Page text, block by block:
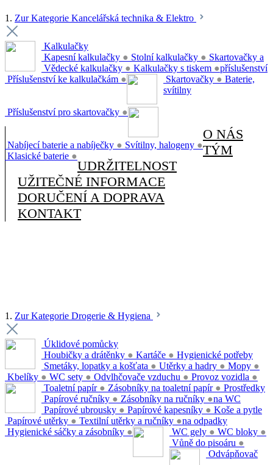
1. Zur Kategorie Kancelářská technika & Elektro
Kalkulačky
Kapesní kalkulačky ● Stolní kalkulačky ●
Vědecké kalkulačky ● Kalkulačky s tiskem ●
Příslušenství ke kalkulačkám ●
Skartovačky a
příslušenství
Skartovačky ●
Příslušenství pro skartovačky ●
Baterie,
svítilny
Nabíjecí baterie a nabíječky ● Svítilny, halogeny ●
Klasické baterie ●
O NÁS
TÝM
UDRŽITELNOST
UŽITEČNÉ INFORMACE
DORUČENÍ A DOPRAVA
KONTAKT
1. Zur Kategorie Drogerie & Hygiena
Úklidové pomůcky
Houbičky a drátěnky ● Kartáče ●
Smetáky, lopatky a košťata ● Utěrky a hadry ● Mopy ●
Kbelíky ● WC sety ● Odvlhčovače vzduchu ● Provoz vozidla ●
Hygienické potřeby
Toaletní papír ● Zásobníky na toaletní papír ●
Papírové ručníky ● Zásobníky na ručníky ●
Papírové ubrousky ● Papírové kapesníky ●
Papírové utěrky ● Textilní utěrky a ručníky ●
Hygienické sáčky a zásobníky ●
Prostředky
na WC
WC gely ● WC bloky ●
Vůně do pisoáru ●
Koše a pytle
na odpadky
Odvápňovač